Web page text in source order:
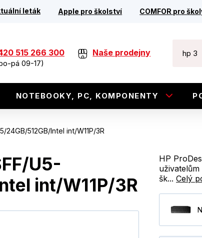
leták Apple pro školství COMFOR pro
515 266 300
pá 09-17)
Naše prodejny
NOTEBOOKY, PC, KOMPONENTY
24GB/512GB/Intel int/W11P/3R
U5-
int/W11P/3R
HP
šk... Celý